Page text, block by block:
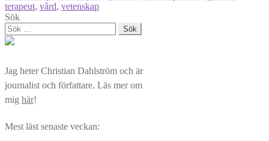
terapeut, vård, vetenskap
Sök
Sök
efter:
Jag heter Christian Dahlström och är
journalist och författare. Läs mer om
mig här!
Mest läst senaste veckan: